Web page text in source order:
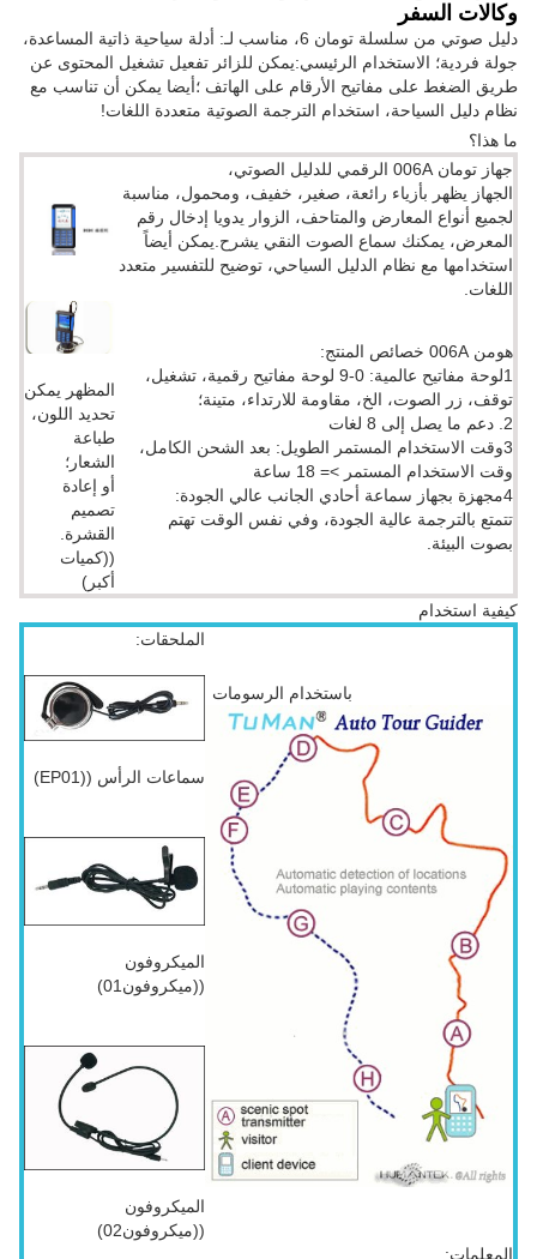
وكالات السفر
دليل صوتي من سلسلة تومان 6، مناسب لـ: أدلة سياحية ذاتية المساعدة،
جولة فردية؛ الاستخدام الرئيسي:يمكن للزائر تفعيل تشغيل المحتوى عن
طريق الضغط على مفاتيح الأرقام على الهاتف ؛أيضا يمكن أن تناسب مع
نظام دليل السياحة، استخدام الترجمة الصوتية متعددة اللغات!
ما هذا؟
جهاز تومان 006A الرقمي للدليل الصوتي،
الجهاز يظهر بأزياء رائعة، صغير، خفيف، ومحمول، مناسبة
لجميع أنواع المعارض والمتاحف، الزوار يدويا إدخال رقم
المعرض، يمكنك سماع الصوت النقي يشرح.يمكن أيضاً
استخدامها مع نظام الدليل السياحي، توضيح للتفسير متعدد
اللغات.
هومن 006A خصائص المنتج:
1لوحة مفاتيح عالمية: 0-9 لوحة مفاتيح رقمية، تشغيل،
توقف، زر الصوت، الخ، مقاومة للارتداء، متينة؛
2. دعم ما يصل إلى 8 لغات
3وقت الاستخدام المستمر الطويل: بعد الشحن الكامل،
وقت الاستخدام المستمر >= 18 ساعة
4مجهزة بجهاز سماعة أحادي الجانب عالي الجودة:
تتمتع بالترجمة عالية الجودة، وفي نفس الوقت تهتم
بصوت البيئة.
المظهر يمكن
تحديد اللون،
طباعة
الشعار؛
أو إعادة
تصميم
القشرة.
((كميات
أكبر)
كيفية استخدام
باستخدام الرسومات
الملحقات:
سماعات الرأس ((EP01)
الميكروفون
((ميكروفون01)
الميكروفون
((ميكروفون02)
المعلمات: